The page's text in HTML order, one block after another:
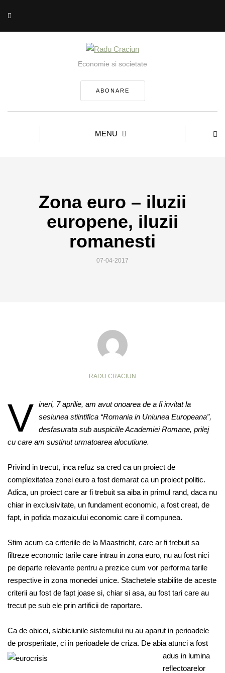
Economie si societate
ABONARE
MENU
Zona euro – iluzii
europene, iluzii
romanesti
07-04-2017
RADU CRACIUN
V ineri, 7 aprilie, am avut onoarea de a fi invitat la
sesiunea stiintifica “Romania in Uniunea Europeana”,
desfasurata sub auspiciile Academiei Romane, prilej
cu care am sustinut urmatoarea alocutiune.
Privind in trecut, inca refuz sa cred ca un proiect de
complexitatea zonei euro a fost demarat ca un proiect politic.
Adica, un proiect care ar fi trebuit sa aiba in primul rand, daca nu
chiar in exclusivitate, un fundament economic, a fost creat, de
fapt, in pofida mozaicului economic care il compunea.
Stim acum ca criteriile de la Maastricht, care ar fi trebuit sa
filtreze economic tarile care intrau in zona euro, nu au fost nici
pe departe relevante pentru a prezice cum vor performa tarile
respective in zona monedei unice. Stachetele stabilite de aceste
criterii au fost de fapt joase si, chiar si asa, au fost tari care au
trecut pe sub ele prin artificii de raportare.
Ca de obicei, slabiciunile sistemului nu au aparut in perioadele
de prosperitate, ci in perioadele de criza. De abia atunci a fost
adus in lumina
reflectoarelor